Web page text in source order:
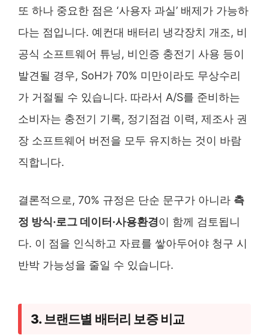
또 하나 중요한 점은 ‘사용자 과실’ 배제가 가능하
다는 점입니다. 예컨대 배터리 냉각장치 개조, 비
공식 소프트웨어 튜닝, 비인증 충전기 사용 등이
발견될 경우, SoH가 70% 미만이라도 무상수리
가 거절될 수 있습니다. 따라서 A/S를 준비하는
소비자는 충전기 기록, 정기점검 이력, 제조사 권
장 소프트웨어 버전을 모두 유지하는 것이 바람
직합니다.
결론적으로, 70% 규정은 단순 문구가 아니라 측
정 방식·로그 데이터·사용환경이 함께 검토됩니
다. 이 점을 인식하고 자료를 쌓아두어야 청구 시
반박 가능성을 줄일 수 있습니다.
3. 브랜드별 배터리 보증 비교